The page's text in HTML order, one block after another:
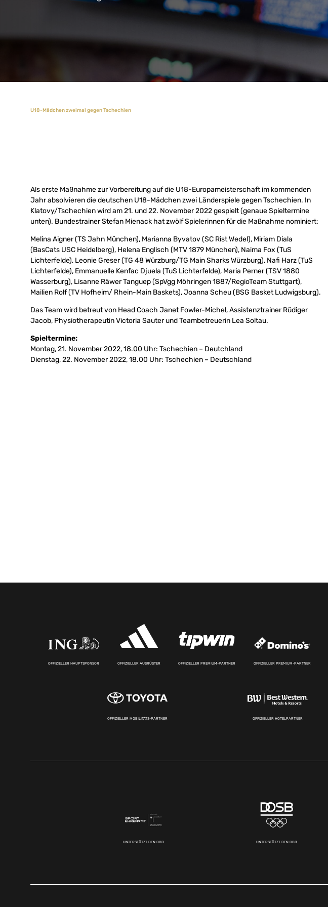
U18-Mädchen zweimal gegen Tschechien
Als erste Maßnahme zur Vorbereitung auf die U18-Europameisterschaft im kommenden
Jahr absolvieren die deutschen U18-Mädchen zwei Länderspiele gegen Tschechien. In
Klatovy/Tschechien wird am 21. und 22. November 2022 gespielt (genaue Spieltermine
unten). Bundestrainer Stefan Mienack hat zwölf Spielerinnen für die Maßnahme nominiert:
Melina Aigner (TS Jahn München), Marianna Byvatov (SC Rist Wedel), Miriam Diala
(BasCats USC Heidelberg), Helena Englisch (MTV 1879 München), Naima Fox (TuS
Lichterfelde), Leonie Greser (TG 48 Würzburg/TG Main Sharks Würzburg), Nafi Harz (TuS
Lichterfelde), Emmanuelle Kenfac Djuela (TuS Lichterfelde), Maria Perner (TSV 1880
Wasserburg), Lisanne Räwer Tanguep (SpVgg Möhringen 1887/RegioTeam Stuttgart),
Mailien Rolf (TV Hofheim/ Rhein-Main Baskets), Joanna Scheu (BSG Basket Ludwigsburg).
Das Team wird betreut von Head Coach Janet Fowler-Michel, Assistenztrainer Rüdiger
Jacob, Physiotherapeutin Victoria Sauter und Teambetreuerin Lea Soltau.
Spieltermine:
Montag, 21. November 2022, 18.00 Uhr: Tschechien – Deutchland
Dienstag, 22. November 2022, 18.00 Uhr: Tschechien – Deutschland
OFFIZIELLER HAUPTSPONSOR OFFIZIELLER AUSRÜSTER OFFIZIELLER PREMIUM-PARTNER OFFIZIELLER PREMIUM-PARTNER
OFFIZIELLER MOBILITÄTS-PARTNER OFFIZIELLER HOTELPARTNER
UNTERSTÜTZT DEN DBB UNTERSTÜTZT DEN DBB